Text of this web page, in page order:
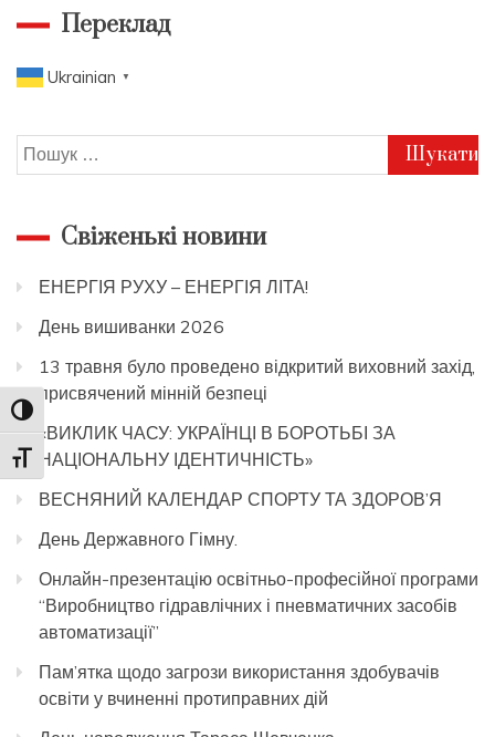
Toggle High Contrast
Toggle Font size
Переклад
Ukrainian ▼
Пошук:
Свіженькі новини
ЕНЕРГІЯ РУХУ – ЕНЕРГІЯ ЛІТА!
День вишиванки 2026
13 травня було проведено відкритий виховний захід,
присвячений мінній безпеці
«ВИКЛИК ЧАСУ: УКРАЇНЦІ В БОРОТЬБІ ЗА
НАЦІОНАЛЬНУ ІДЕНТИЧНІСТЬ»
ВЕСНЯНИЙ КАЛЕНДАР СПОРТУ ТА ЗДОРОВ’Я
День Державного Гімну.
Онлайн-презентацію освітньо-професійної програми
“Виробництво гідравлічних і пневматичних засобів
автоматизації”
Пам’ятка щодо загрози використання здобувачів
освіти у вчиненні протиправних дій